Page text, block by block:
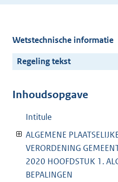
Wetstechnische informatie
Regeling tekst
Inhoudsopgave
Intitule
ALGEMENE
VERORDENING
2020 HOOFDSTUK 1.
BEPALINGEN